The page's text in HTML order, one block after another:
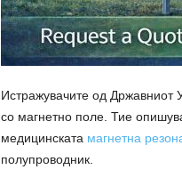
Истражувачите од Државниот
со магнетно поле. Тие
медицинската магнетна
полупроводник.